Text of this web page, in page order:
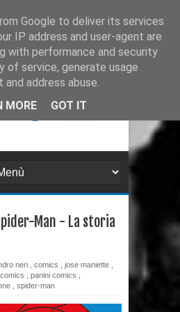
Il Segreto di
Topolino 3405
Tex Romanzi a
Francesco Vacca
Y, l'ultimo uomo 1
L'ascesa di Thanos
Man - La storia
neri , comics , jose maniette ,
, panini comics ,
, spider-man
Google to deliver its services
IP address and user-agent are
with performance and security
of service, generate usage
address abuse.
MORE
GOT IT